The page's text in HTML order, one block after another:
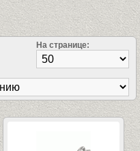
На странице: